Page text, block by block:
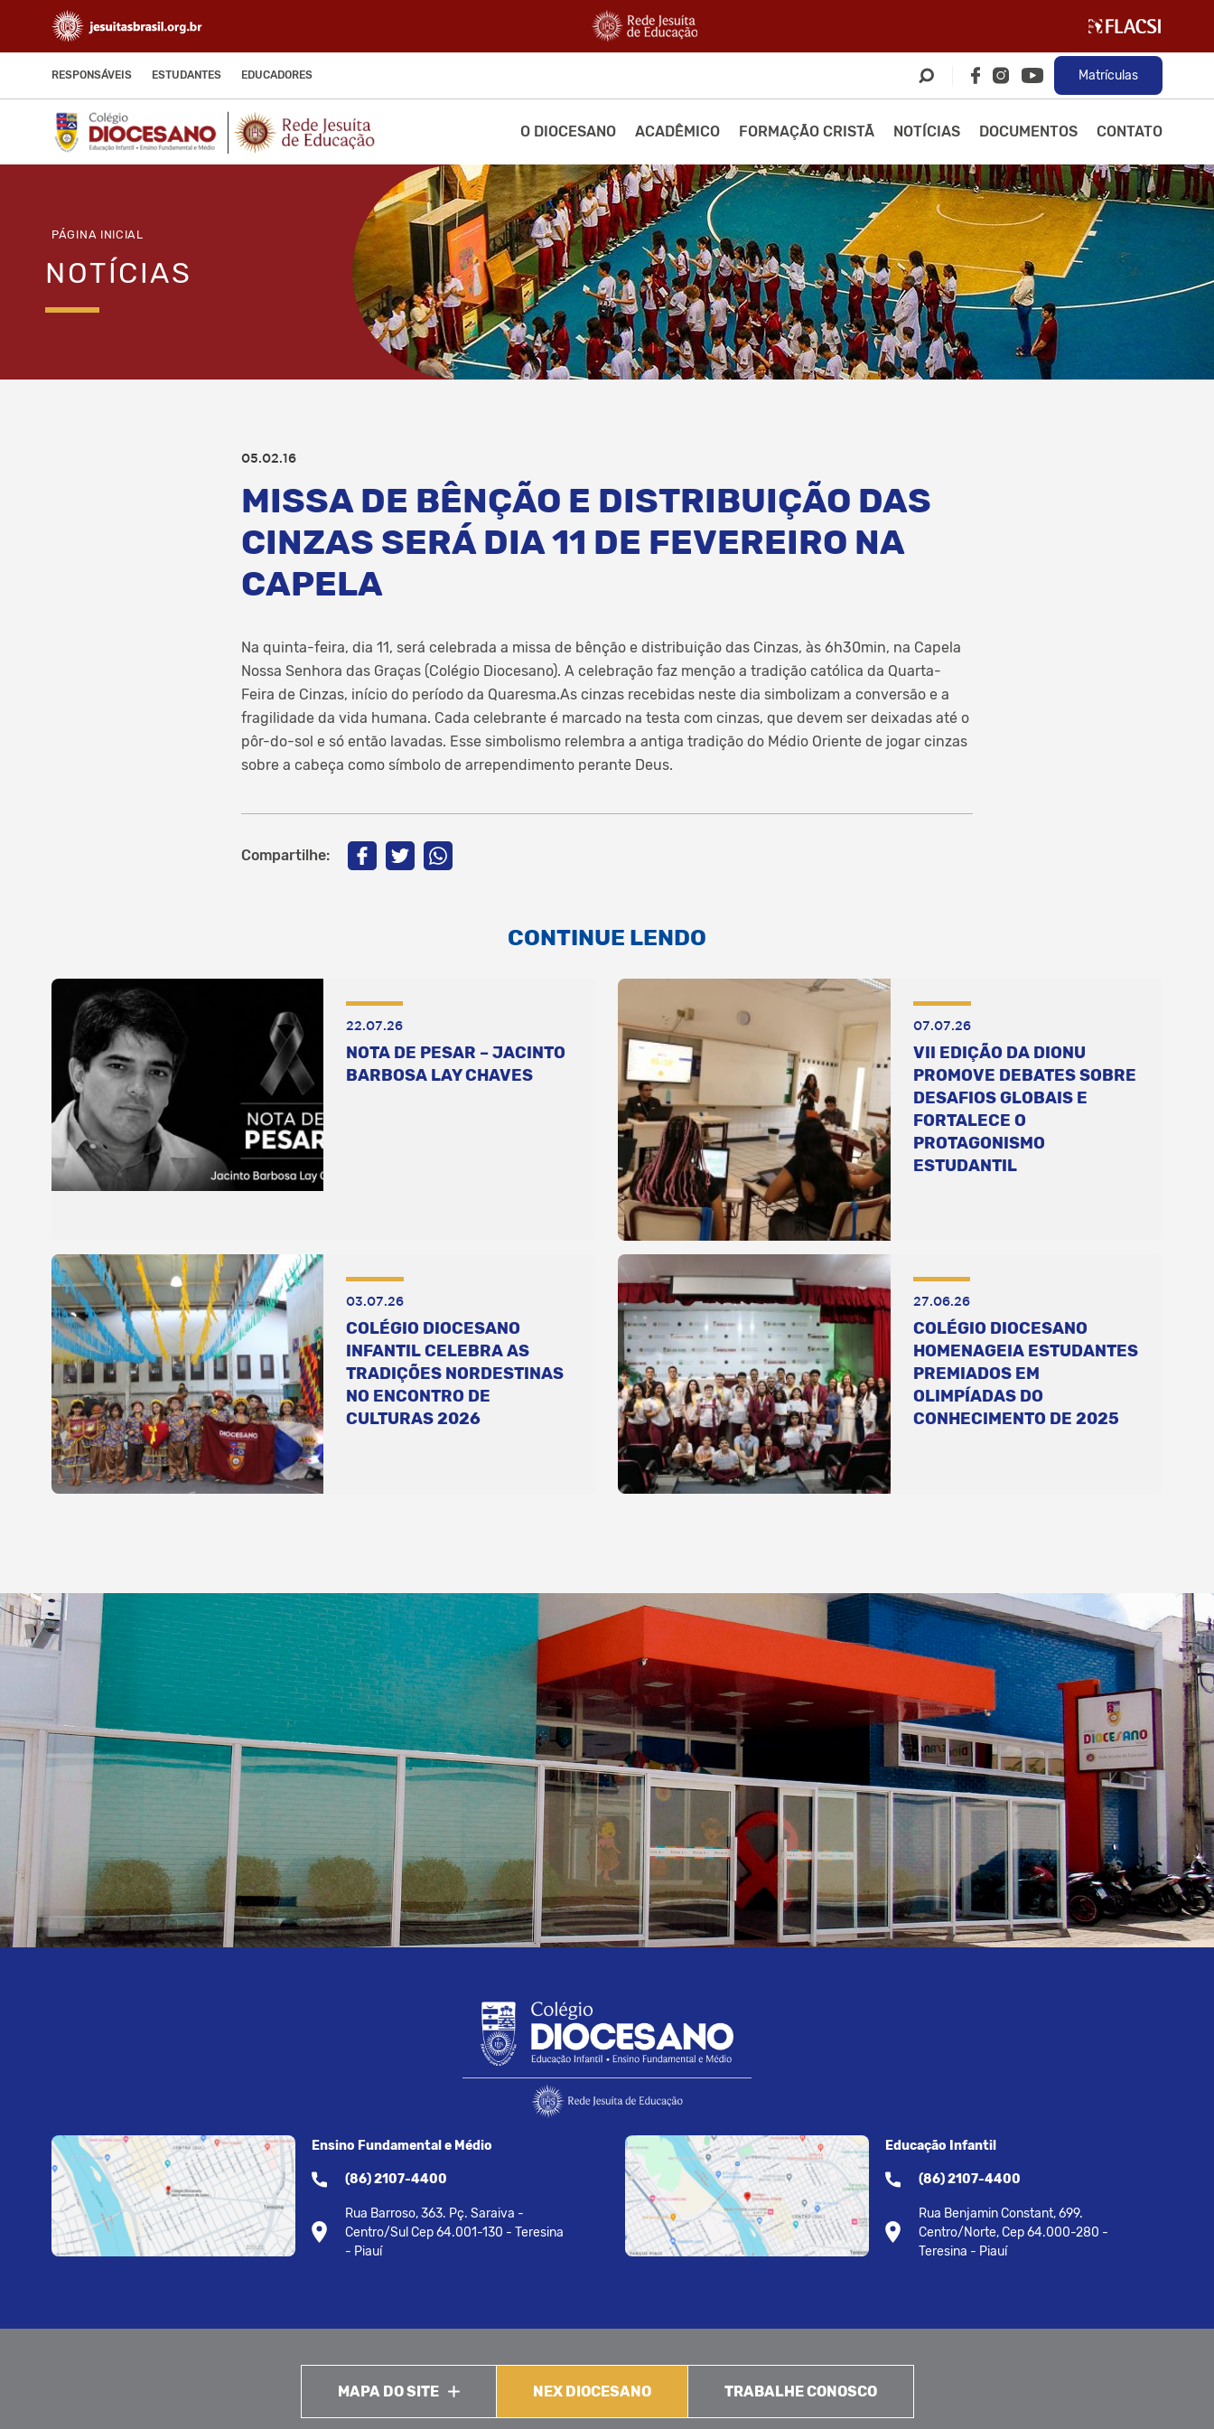
RESPONSÁVEIS ESTUDANTES EDUCADORES Matrículas
O DIOCESANO ACADÊMICO FORMAÇÃO CRISTÃ NOTÍCIAS DOCUMENTOS CONTATO
PÁGINA INICIAL
NOTÍCIAS
05.02.16
MISSA DE BÊNÇÃO E DISTRIBUIÇÃO DAS
CINZAS SERÁ DIA 11 DE FEVEREIRO NA
CAPELA
Na quinta-feira, dia 11, será celebrada a missa de bênção e distribuição das Cinzas, às 6h30min, na Capela
Nossa Senhora das Graças (Colégio Diocesano). A celebração faz menção a tradição católica da Quarta-
Feira de Cinzas, início do período da Quaresma.As cinzas recebidas neste dia simbolizam a conversão e a
fragilidade da vida humana. Cada celebrante é marcado na testa com cinzas, que devem ser deixadas até o
pôr-do-sol e só então lavadas. Esse simbolismo relembra a antiga tradição do Médio Oriente de jogar cinzas
sobre a cabeça como símbolo de arrependimento perante Deus.
Compartilhe:
CONTINUE LENDO
22.07.26
NOTA DE PESAR – JACINTO
BARBOSA LAY CHAVES
07.07.26
VII EDIÇÃO DA DIONU
PROMOVE DEBATES SOBRE
DESAFIOS GLOBAIS E
FORTALECE O
PROTAGONISMO
ESTUDANTIL
03.07.26
COLÉGIO DIOCESANO
INFANTIL CELEBRA AS
TRADIÇÕES NORDESTINAS
NO ENCONTRO DE
CULTURAS 2026
27.06.26
COLÉGIO DIOCESANO
HOMENAGEIA ESTUDANTES
PREMIADOS EM
OLIMPÍADAS DO
CONHECIMENTO DE 2025
Ensino Fundamental e Médio
(86) 2107-4400
Rua Barroso, 363. Pç. Saraiva -
Centro/Sul Cep 64.001-130 - Teresina
- Piauí
Educação Infantil
(86) 2107-4400
Rua Benjamin Constant, 699.
Centro/Norte, Cep 64.000-280 -
Teresina - Piauí
MAPA DO SITE NEX DIOCESANO TRABALHE CONOSCO